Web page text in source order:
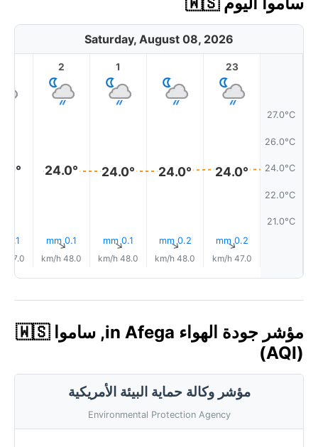
Saturday, August 08, 2026
27.0°C
26.0°C
24.0°C
22.0°C
21.0°C
23
24.0°
0.2 mm
↑
47.0 km/h
24.0°
0.2 mm
↑
48.0 km/h
1
24.0°
0.1 mm
↑
48.0 km/h
2
24.0°
0.1 mm
↑
48.0 km/h
0.1 mm
47.0 km/h
مؤشر جودة الهواء in Afega, ساموا 🇼🇸
(AQI)
مؤشر وكالة حماية البيئة الأمريكية
Environmental Protection Agency